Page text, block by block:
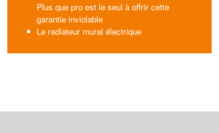
Plus que pro est le seul à offrir cette
garantie inviolable
Le radiateur mural électrique